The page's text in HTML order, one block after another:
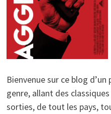
Bienvenue sur ce blog
genre, allant des
sorties, de tout les pays,